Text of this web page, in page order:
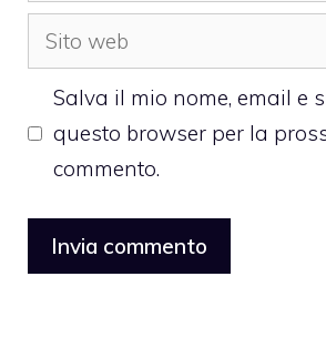
Sito
web
Salva il mio nome, email e
questo browser per la
commento.